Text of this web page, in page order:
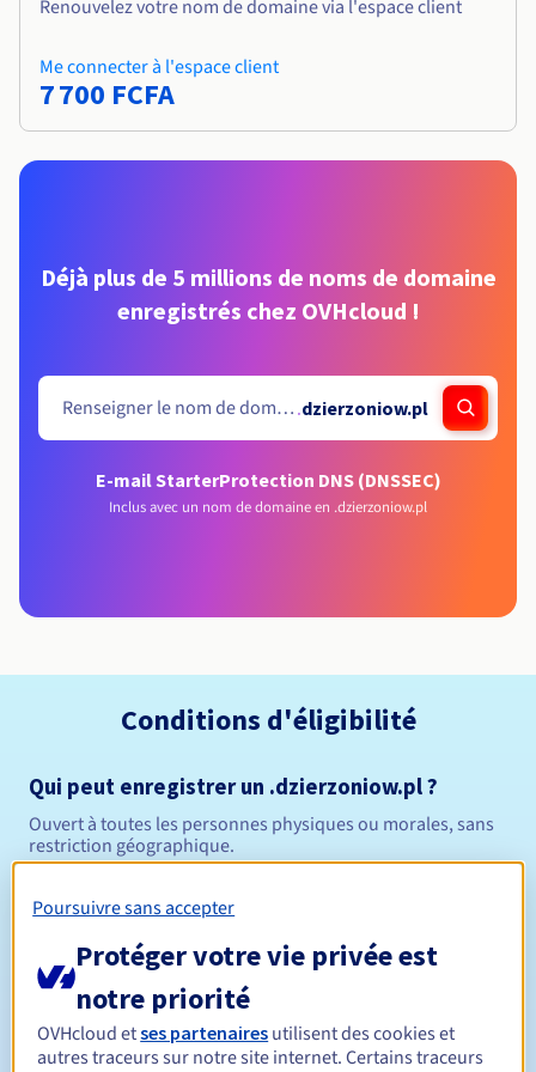
Renouvelez votre nom de domaine via l'espace client
Me connecter à l'espace client
7 700 FCFA
Déjà plus de 5 millions de noms de domaine
enregistrés chez OVHcloud !
.dzierzoniow.pl
E-mail StarterProtection DNS (DNSSEC)
Inclus avec un nom de domaine en .dzierzoniow.pl
Conditions d'éligibilité
Qui peut enregistrer un .dzierzoniow.pl ?
Ouvert à toutes les personnes physiques ou morales, sans
restriction géographique.
Règles de gestion et notifications
Durée de réservation Entre 1 et 10 ans
Durée de renouvellement Entre 1 et 10 ans
Poursuivre sans accepter
Protéger votre vie privée est
notre priorité
OVHcloud etses partenaires utilisent des cookies et
autres traceurs sur notre site internet. Certains traceurs